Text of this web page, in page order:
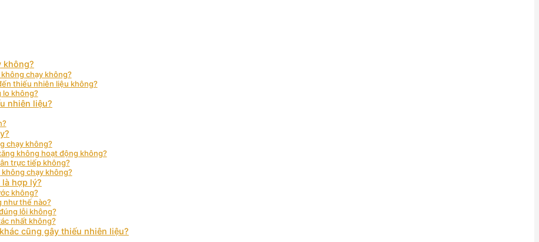
không?
chạy không?
thiếu nhiên liệu không?
lo không?
nhiên liệu?
chạy không?
không hoạt động không?
trực tiếp không?
chạy không?
hợp lý?
không?
như thế nào?
lỗi không?
nhất không?
cũng gây thiếu nhiên liệu?